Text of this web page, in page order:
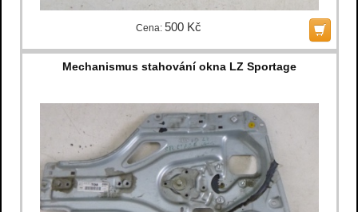
Cena: 500 Kč
Mechanismus stahování okna LZ Sportage